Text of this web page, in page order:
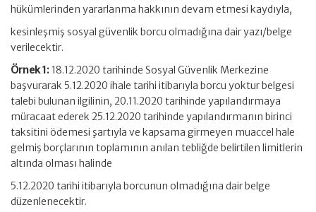
hükümlerinden yararlanma hakkının devam etmesi kaydıyla,
kesinleşmiş sosyal güvenlik borcu olmadığına dair yazı/belge
verilecektir.
Örnek 1: 18.12.2020 tarihinde Sosyal Güvenlik Merkezine
başvurarak 5.12.2020 ihale tarihi itibarıyla borcu yoktur belgesi
talebi bulunan ilgilinin, 20.11.2020 tarihinde yapılandırmaya
müracaat ederek 25.12.2020 tarihinde yapılandırmanın birinci
taksitini ödemesi şartıyla ve kapsama girmeyen muaccel hale
gelmiş borçlarının toplamının anılan tebliğde belirtilen limitlerin
altında olması halinde
5.12.2020 tarihi itibarıyla borcunun olmadığına dair belge
düzenlenecektir.